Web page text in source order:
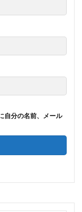
自分の名前、メール